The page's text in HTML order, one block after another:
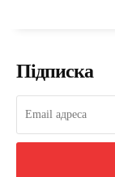
Підписка